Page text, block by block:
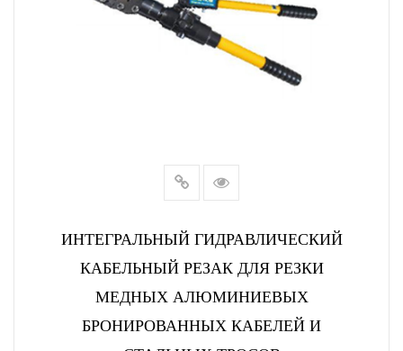
ИНТЕГРАЛЬНЫЙ ГИДРАВЛИЧЕСКИЙ
КАБЕЛЬНЫЙ РЕЗАК ДЛЯ РЕЗКИ
МЕДНЫХ АЛЮМИНИЕВЫХ
БРОНИРОВАННЫХ КАБЕЛЕЙ И